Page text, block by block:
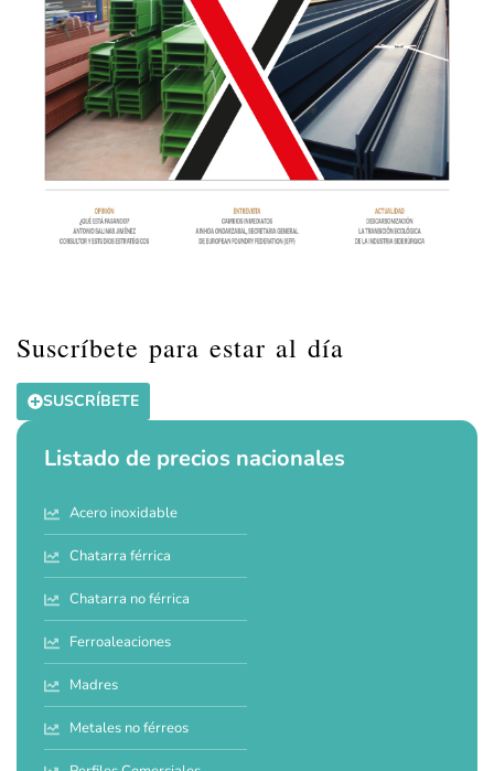
Suscríbete para estar al día
SUSCRÍBETE
Listado de precios nacionales
Acero inoxidable
Chatarra férrica
Chatarra no férrica
Ferroaleaciones
Madres
Metales no férreos